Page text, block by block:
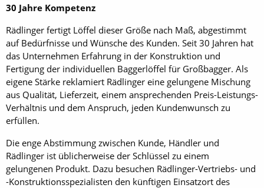
30 Jahre Kompetenz
Rädlinger fertigt Löffel dieser Größe nach Maß, abgestimmt
auf Bedürfnisse und Wünsche des Kunden. Seit 30 Jahren hat
das Unternehmen Erfahrung in der Konstruktion und
Fertigung der individuellen Baggerlöffel für Großbagger. Als
eigene Stärke reklamiert Rädlinger eine gelungene Mischung
aus Qualität, Lieferzeit, einem ansprechenden Preis-Leistungs-
Verhältnis und dem Anspruch, jeden Kundenwunsch zu
erfüllen.
Die enge Abstimmung zwischen Kunde, Händler und
Rädlinger ist üblicherweise der Schlüssel zu einem
gelungenen Produkt. Dazu besuchen Rädlinger-Vertriebs- und
-Konstruktionsspezialisten den künftigen Einsatzort des